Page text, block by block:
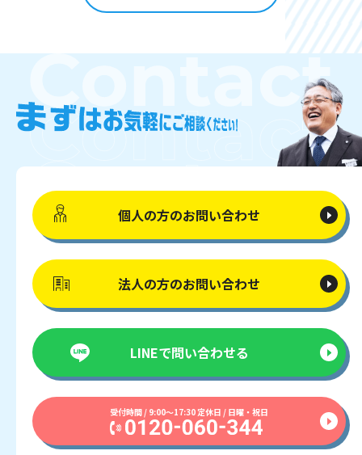
個人の方のお問い合わせ
法人の方のお問い合わせ
LINEで問い合わせる
受付時間 / 9:00〜17:30 定休日 / 日曜・祝日